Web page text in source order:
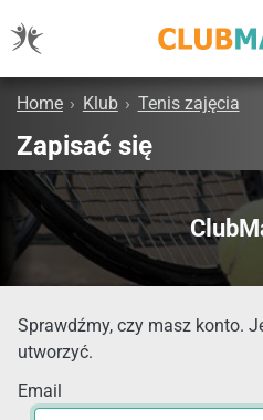
Home › Klub › Tenis zajęcia
Zapisać się
Sprawdźmy, czy masz konto.
utworzyć.
Email